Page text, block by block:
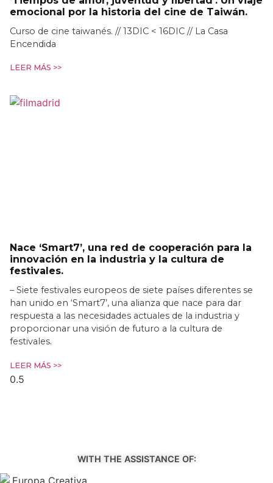
emocional por la historia del cine de Taiwán.
Curso de cine taiwanés. // 13DIC < 16DIC // La Casa
Encendida
LEER MÁS >>
Nace ‘Smart7’, una red de cooperación para la
innovación en la industria y la cultura de
festivales.
– Siete festivales europeos de siete países diferentes se
han unido en ‘Smart7’, una alianza que nace para dar
respuesta a las necesidades actuales de la industria y
proporcionar una visión de futuro a la cultura de
festivales.
LEER MÁS >>
WITH THE ASSISTANCE OF: